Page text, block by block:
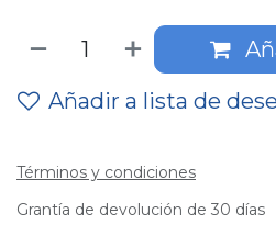
Añadir a lista de
Términos y condiciones
Grantía de devolución de 30 días